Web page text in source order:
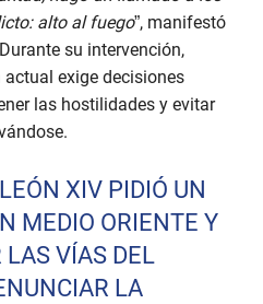
alto al fuego”, manifestó
su intervención,
exige decisiones
las hostilidades y evitar
XIV PIDIÓ UN
MEDIO ORIENTE Y
LAS VÍAS DEL
LA